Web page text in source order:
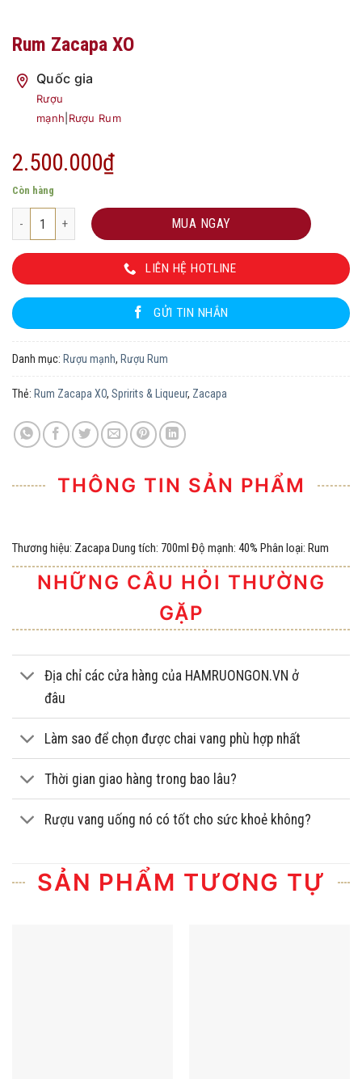
Rum Zacapa XO
Quốc gia
Rượu
mạnh Rượu Rum
2.500.000₫
Còn hàng
Rum Zacapa XO số lượng MUA NGAY
LIÊN HỆ HOTLINE
GỬI TIN NHẮN
Danh mục: Rượu mạnh, Rượu Rum
Thẻ: Rum Zacapa XO, Spririts & Liqueur, Zacapa
THÔNG TIN SẢN PHẨM
Thương hiệu: Zacapa Dung tích: 700ml Độ mạnh: 40% Phân loại: Rum
NHỮNG CÂU HỎI THƯỜNG
GẶP
Địa chỉ các cửa hàng của HAMRUONGON.VN ở
đâu
Làm sao để chọn được chai vang phù hợp nhất
Thời gian giao hàng trong bao lâu?
Rượu vang uống nó có tốt cho sức khoẻ không?
SẢN PHẨM TƯƠNG TỰ